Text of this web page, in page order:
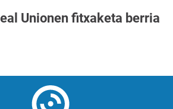
Unionen fitxaketa berria